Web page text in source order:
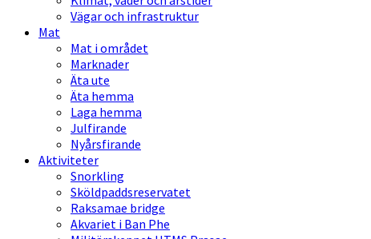
Vägar och infrastruktur
Mat
Mat i området
Marknader
Äta ute
Äta hemma
Laga hemma
Julfirande
Nyårsfirande
Aktiviteter
Snorkling
Sköldpaddsreservatet
Raksamae bridge
Akvariet i Ban Phe